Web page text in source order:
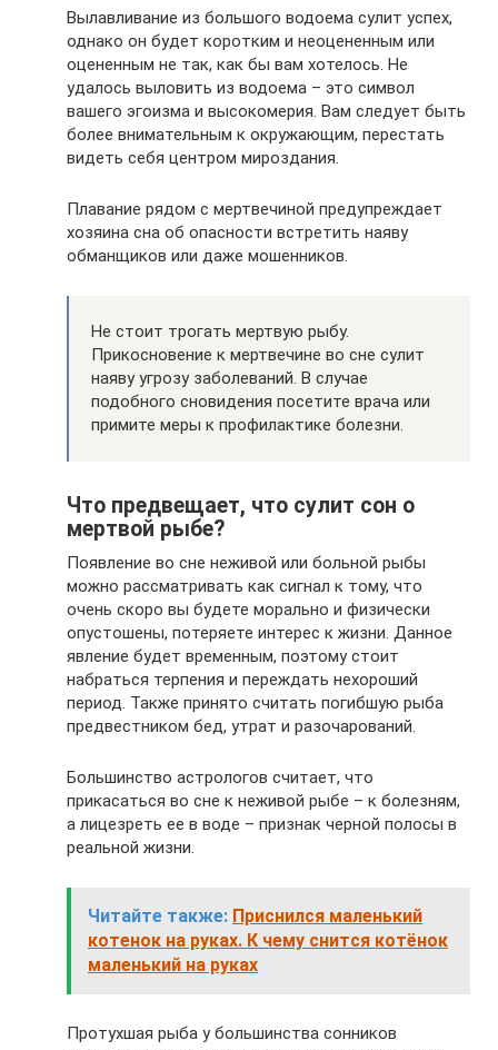
Вылавливание из большого водоема сулит успех,
однако он будет коротким и неоцененным или
оцененным не так, как бы вам хотелось. Не
удалось выловить из водоема – это символ
вашего эгоизма и высокомерия. Вам следует быть
более внимательным к окружающим, перестать
видеть себя центром мироздания.
Плавание рядом с мертвечиной предупреждает
хозяина сна об опасности встретить наяву
обманщиков или даже мошенников.
Не стоит трогать мертвую рыбу.
Прикосновение к мертвечине во сне сулит
наяву угрозу заболеваний. В случае
подобного сновидения посетите врача или
примите меры к профилактике болезни.
Что предвещает, что сулит сон о
мертвой рыбе?
Появление во сне неживой или больной рыбы
можно рассматривать как сигнал к тому, что
очень скоро вы будете морально и физически
опустошены, потеряете интерес к жизни. Данное
явление будет временным, поэтому стоит
набраться терпения и переждать нехороший
период. Также принято считать погибшую рыба
предвестником бед, утрат и разочарований.
Большинство астрологов считает, что
прикасаться во сне к неживой рыбе – к болезням,
а лицезреть ее в воде – признак черной полосы в
реальной жизни.
Читайте также: Приснился маленький
котенок на руках. К чему снится котёнок
маленький на руках
Протухшая рыба у большинства сонников